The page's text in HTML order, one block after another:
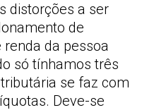
distorções a ser
de
da pessoa
só tínhamos três
se faz com
Deve-se